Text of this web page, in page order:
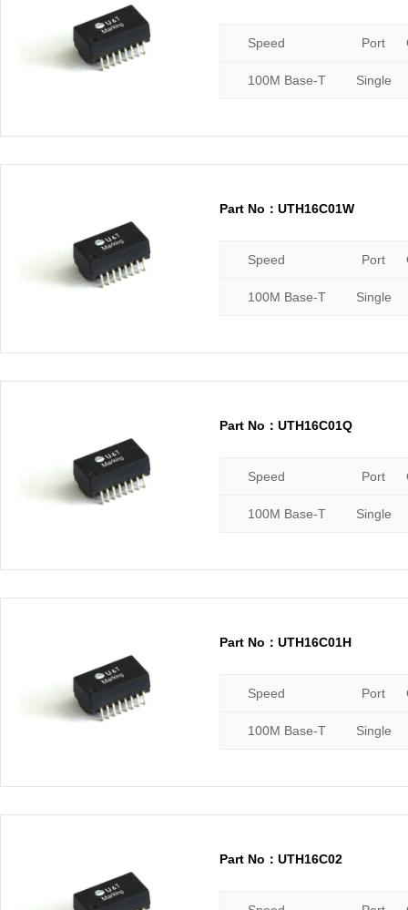
Speed Port
100M Base-T Single
Part No：UTH16C01W
Speed Port
100M Base-T Single
Part No：UTH16C01Q
Speed Port
100M Base-T Single
Part No：UTH16C01H
Speed Port
100M Base-T Single
Part No：UTH16C02